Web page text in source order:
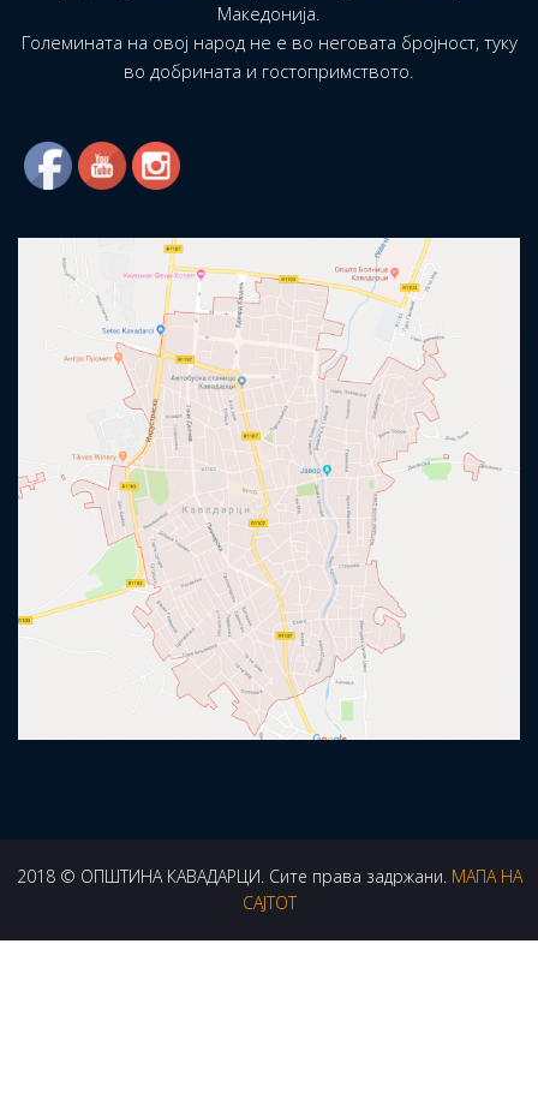
Македонија.
Големината на овој народ не е во неговата бројност, туку
во добрината и гостопримството.
2018 © ОПШТИНА КАВАДАРЦИ. Сите права задржани. МАПА НА
САЈТОТ